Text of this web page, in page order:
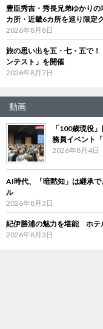
豊臣秀吉・秀長兄弟ゆかり
カ所・近畿6カ所を巡り限定
2026年8月8日
旅の思い出を五・七・五で
ンテスト」を開催
2026年8月7日
動画
「100歳現役
務員イベント
2026年8月4日
AI時代、「暗黙知」は継承
ル
2026年8月3日
紀伊勝浦の魅力を堪能 ホテ
2026年8月3日